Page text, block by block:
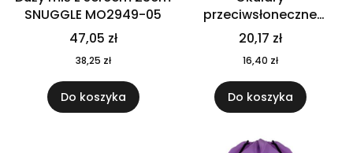
SNUGGLE MO2949-05
47,05 zł
38,25 zł
Do koszyka
przeciwsłoneczne
CALIFORNIA TOUCH
MO9617-10
20,17 zł
16,40 zł
Do koszyka